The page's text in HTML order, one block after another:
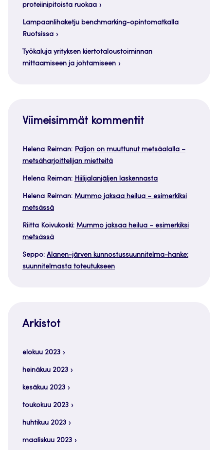
proteiinipitoista ruokaa
Lampaanlihaketju benchmarking-opintomatkalla
Ruotsissa
Työkaluja yrityksen kiertotaloustoiminnan
mittaamiseen ja johtamiseen
Viimeisimmät kommentit
Helena Reiman: Paljon on muuttunut metsäalalla –
metsäharjoittelijan mietteitä
Helena Reiman: Hiilijalanjäljen laskennasta
Helena Reiman: Mummo jaksaa heilua – esimerkiksi
metsässä
Riitta Koivukoski: Mummo jaksaa heilua – esimerkiksi
metsässä
Seppo: Alanen-järven kunnostussuunnitelma-hanke:
suunnitelmasta toteutukseen
Arkistot
elokuu 2023
heinäkuu 2023
kesäkuu 2023
toukokuu 2023
huhtikuu 2023
maaliskuu 2023